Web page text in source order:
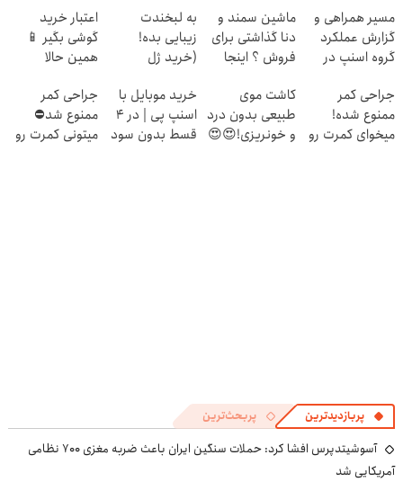
مسیر همراهی و
گزارش عملکرد
گروه اسنپ در
ماشین سمند و
دنا گذاشتی برای
فروش ؟ اینجا
بفروش
به لبخندت
زیبایی بده!
(خرید ژل
دندان
با40%تخفیف)
اعتبار خرید
گوشی بگیر 📱
همین حالا
بده 🎯
جراحی کمر
ممنوع شده!
میخوای کمرت رو
کاشت موی
طبیعی بدون درد
و خونریزی!😍😍
خرید موبایل با
اسنپ پی | در ۴
قسط بدون سود
جراحی کمر
ممنوع شد⛔
میتونی کمرت رو
پربازدیدترین پربحث‌ترین
آسوشیتدپرس افشا کرد: حملات سنگین ایران باعث ضربه مغزی ۷۰۰ نظامی
آمریکایی شد